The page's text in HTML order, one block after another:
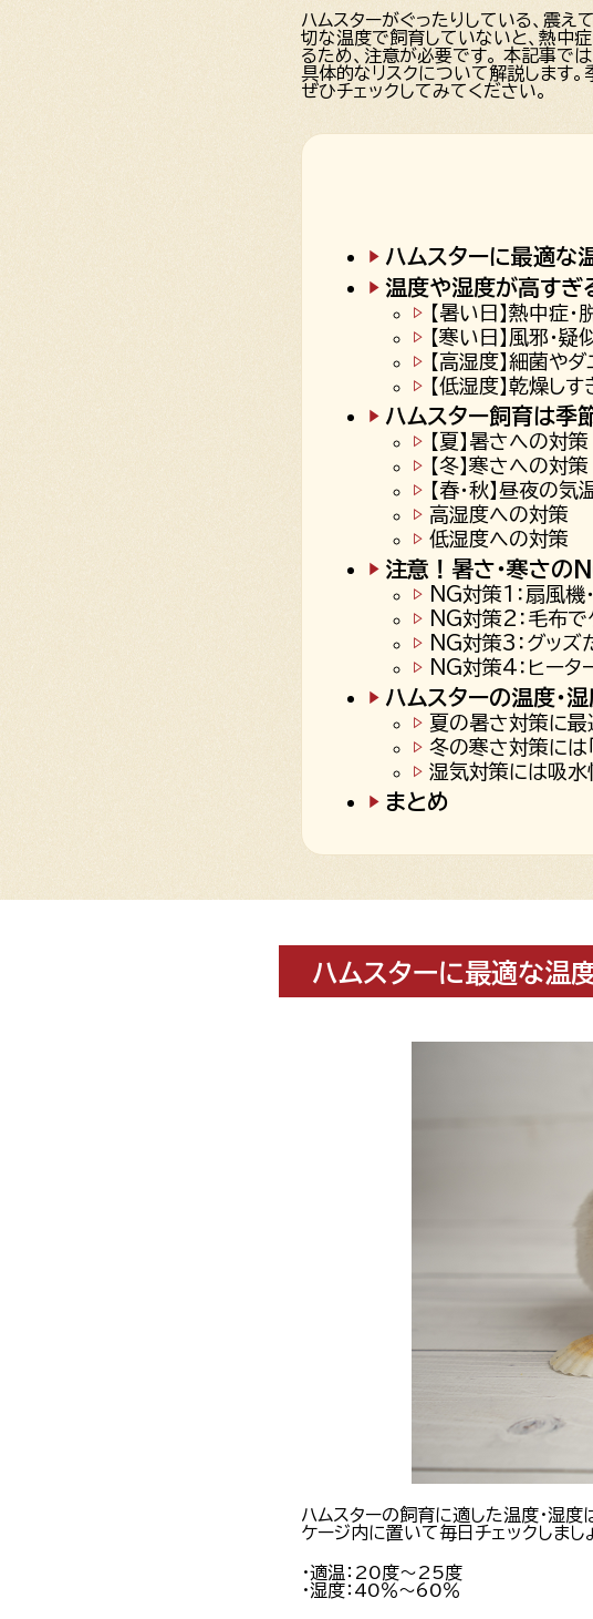
ハムスターがぐったりしている、震
切な温度で飼育していないと、熱中
るため、注意が必要です。 本記事で
具体的なリスクについて解説します
ぜひチェックしてみてください。
ハムスターに最適な
温度や湿度が高すぎ
【暑い日】熱中症
【寒い日】風邪・
【高湿度】細菌や
【低湿度】乾燥しす
ハムスター飼育は季
【夏】暑さへの対策
【冬】寒さへの対策
【春・秋】昼夜の
高湿度への対策
低湿度への対策
注意！暑さ・寒さの
NG対策1：扇風機
NG対策2：毛布で
NG対策3：グッズ
NG対策4：ヒータ
ハムスターの温度・
夏の暑さ対策に最
冬の寒さ対策には
湿気対策には吸水
まとめ
ハムスターに最適な温
ハムスターの飼育に適した温度・湿
ケージ内に置いて毎日チェックしまし
・適温：20度～25度
・湿度：40％～60％